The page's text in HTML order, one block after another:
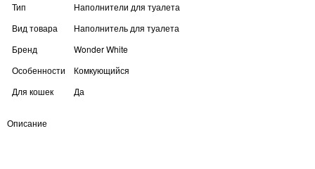
Тип
Наполнители для туалета
Вид товара
Наполнитель для туалета
Бренд
Wonder White
Особенности
Комкующийся
Для кошек
Да
Описание